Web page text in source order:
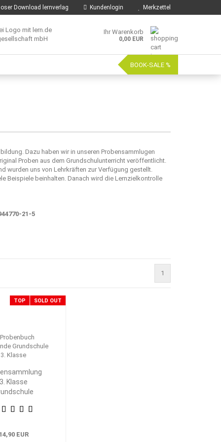
Download lernverlag Kundenlogin Merkzettel
Ihr Warenkorb
0,00 EUR
BOOK-SALE %
Dazu haben wir in unseren Probensammlugen
Proben aus dem Grundschulunterricht veröffentlicht.
wurden uns von Lehrkräften zur Verfügung gestellt.
Beispiele beinhalten. Danach wird die Lernzielkontrolle
21-5​
1
TOP SOLD OUT
Klasse
EUR